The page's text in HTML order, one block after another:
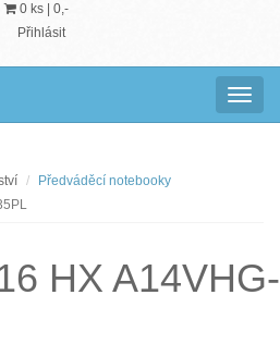
0 ks | 0,-
Přihlásit
Předváděcí notebooky
HX A14VHG-